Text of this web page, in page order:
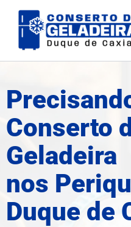
para
Conserto
Geladeira
nos
Duque de